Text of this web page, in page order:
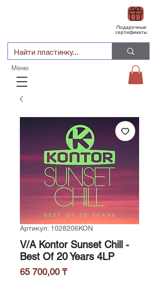
Меню
Подарочные
сертификаты
Артикул: 1028206KON
V/A Kontor Sunset Chill -
Best Of 20 Years 4LP
65 700,00 ₸Цена